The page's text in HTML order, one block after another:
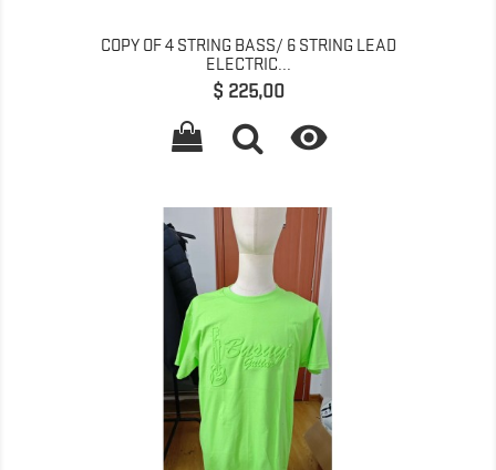
COPY OF 4 STRING BASS/ 6 STRING LEAD
ELECTRIC...
Preço
$ 225,00
